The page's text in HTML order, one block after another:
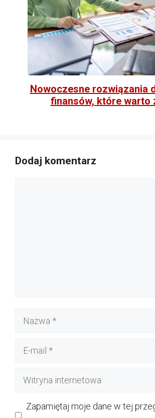
Nowoczesne rozwiązania
finansów, które warto
Dodaj komentarz
Nazwa
Witryna
Zapamiętaj moje dane w tej